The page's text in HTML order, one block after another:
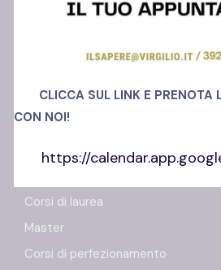
Via Madonnelle, 69
Richiedi info
+39 392 23 60 549
Offerta Formativa
Corsi di laurea
Master
Corsi di perfezionamento
CLICCA SUL LINK E PRENOTA
CON NOI!
https://